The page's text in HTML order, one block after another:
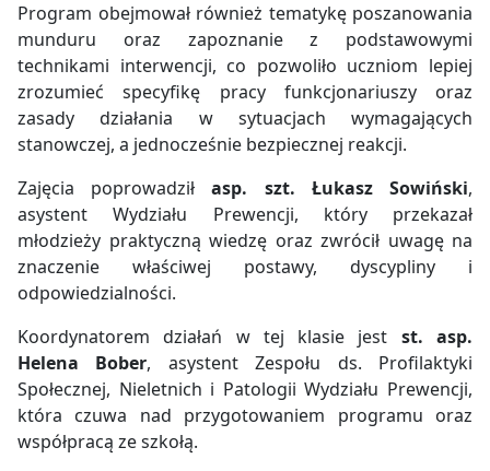
Program obejmował również tematykę poszanowania
munduru oraz zapoznanie z podstawowymi
technikami interwencji, co pozwoliło uczniom lepiej
zrozumieć specyfikę pracy funkcjonariuszy oraz
zasady działania w sytuacjach wymagających
stanowczej, a jednocześnie bezpiecznej reakcji.
Zajęcia poprowadziłasp. szt. Łukasz Sowiński,
asystent Wydziału Prewencji, który przekazał
młodzieży praktyczną wiedzę oraz zwrócił uwagę na
znaczenie właściwej postawy, dyscypliny i
odpowiedzialności.
Koordynatorem działań w tej klasie jest st. asp.
Helena Bober, asystent Zespołu ds. Profilaktyki
Społecznej, Nieletnich i Patologii Wydziału Prewencji,
która czuwa nad przygotowaniem programu oraz
współpracą ze szkołą.